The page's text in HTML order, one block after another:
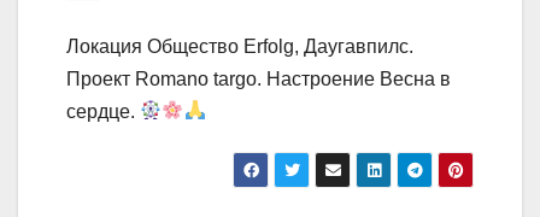
Локация Общество Erfolg, Даугавпилс.
Проект Romano targo. Настроение Весна в
сердце.